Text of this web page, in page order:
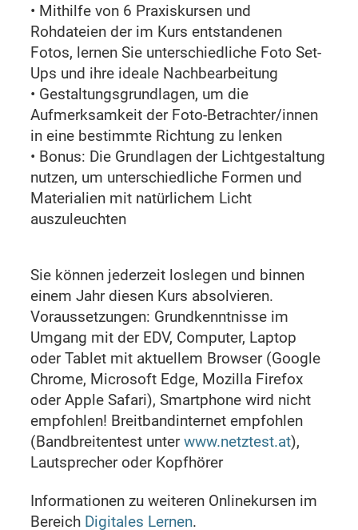
• Mithilfe von 6 Praxiskursen und
Rohdateien der im Kurs entstandenen
Fotos, lernen Sie unterschiedliche Foto Set-
Ups und ihre ideale Nachbearbeitung
• Gestaltungsgrundlagen, um die
Aufmerksamkeit der Foto-Betrachter/innen
in eine bestimmte Richtung zu lenken
• Bonus: Die Grundlagen der Lichtgestaltung
nutzen, um unterschiedliche Formen und
Materialien mit natürlichem Licht
auszuleuchten
Sie können jederzeit loslegen und binnen
einem Jahr diesen Kurs absolvieren.
Voraussetzungen: Grundkenntnisse im
Umgang mit der EDV, Computer, Laptop
oder Tablet mit aktuellem Browser (Google
Chrome, Microsoft Edge, Mozilla Firefox
oder Apple Safari), Smartphone wird nicht
empfohlen! Breitbandinternet empfohlen
(Bandbreitentest unterwww.netztest.at),
Lautsprecher oder Kopfhörer
Informationen zu weiteren Onlinekursen im
Bereich Digitales Lernen.